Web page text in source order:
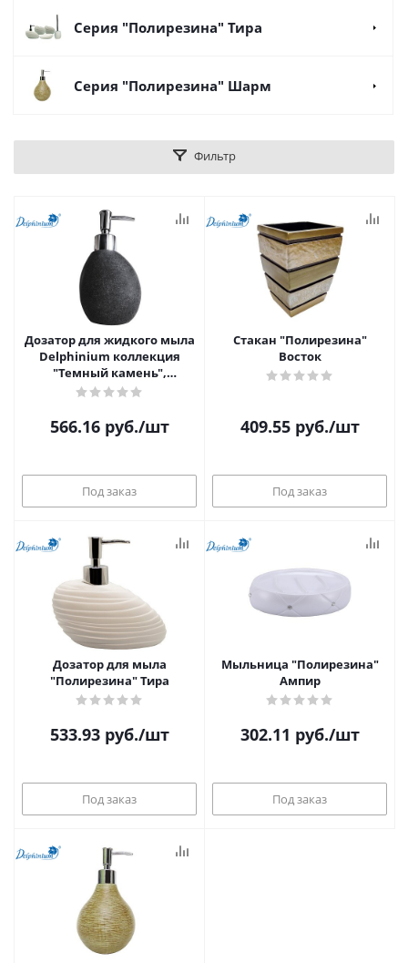
Серия "Полирезина" Тира
Серия "Полирезина" Шарм
Фильтр
Дозатор для жидкого мыла
Delphinium коллекция
"Темный камень",
полирезина
566.16руб./шт
Под заказ
Стакан "Полирезина"
Восток
409.55руб./шт
Под заказ
Дозатор для мыла
"Полирезина" Тира
533.93руб./шт
Под заказ
Мыльница "Полирезина"
Ампир
302.11 руб./шт
Под заказ